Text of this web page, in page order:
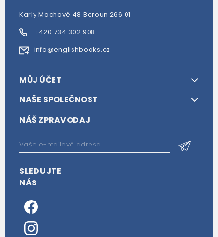
Karly Machové 48 Beroun 266 01
+420 734 302 908
info@englishbooks.cz
MŮJ ÚČET
NAŠE SPOLEČNOST
NÁŠ ZPRAVODAJ
SLEDUJTE
NÁS